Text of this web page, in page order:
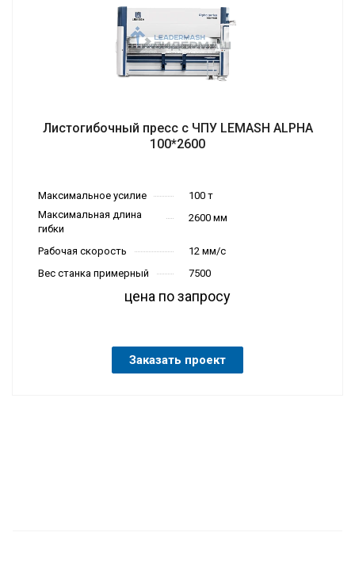
Листогибочный пресс с ЧПУ LEMASH ALPHA
100*2600
Максимальное усилие
100 т
Максимальная длина
гибки
2600 мм
Рабочая скорость
12 мм/с
Вес станка примерный
7500
7500
цена по запросу
Заказать проект